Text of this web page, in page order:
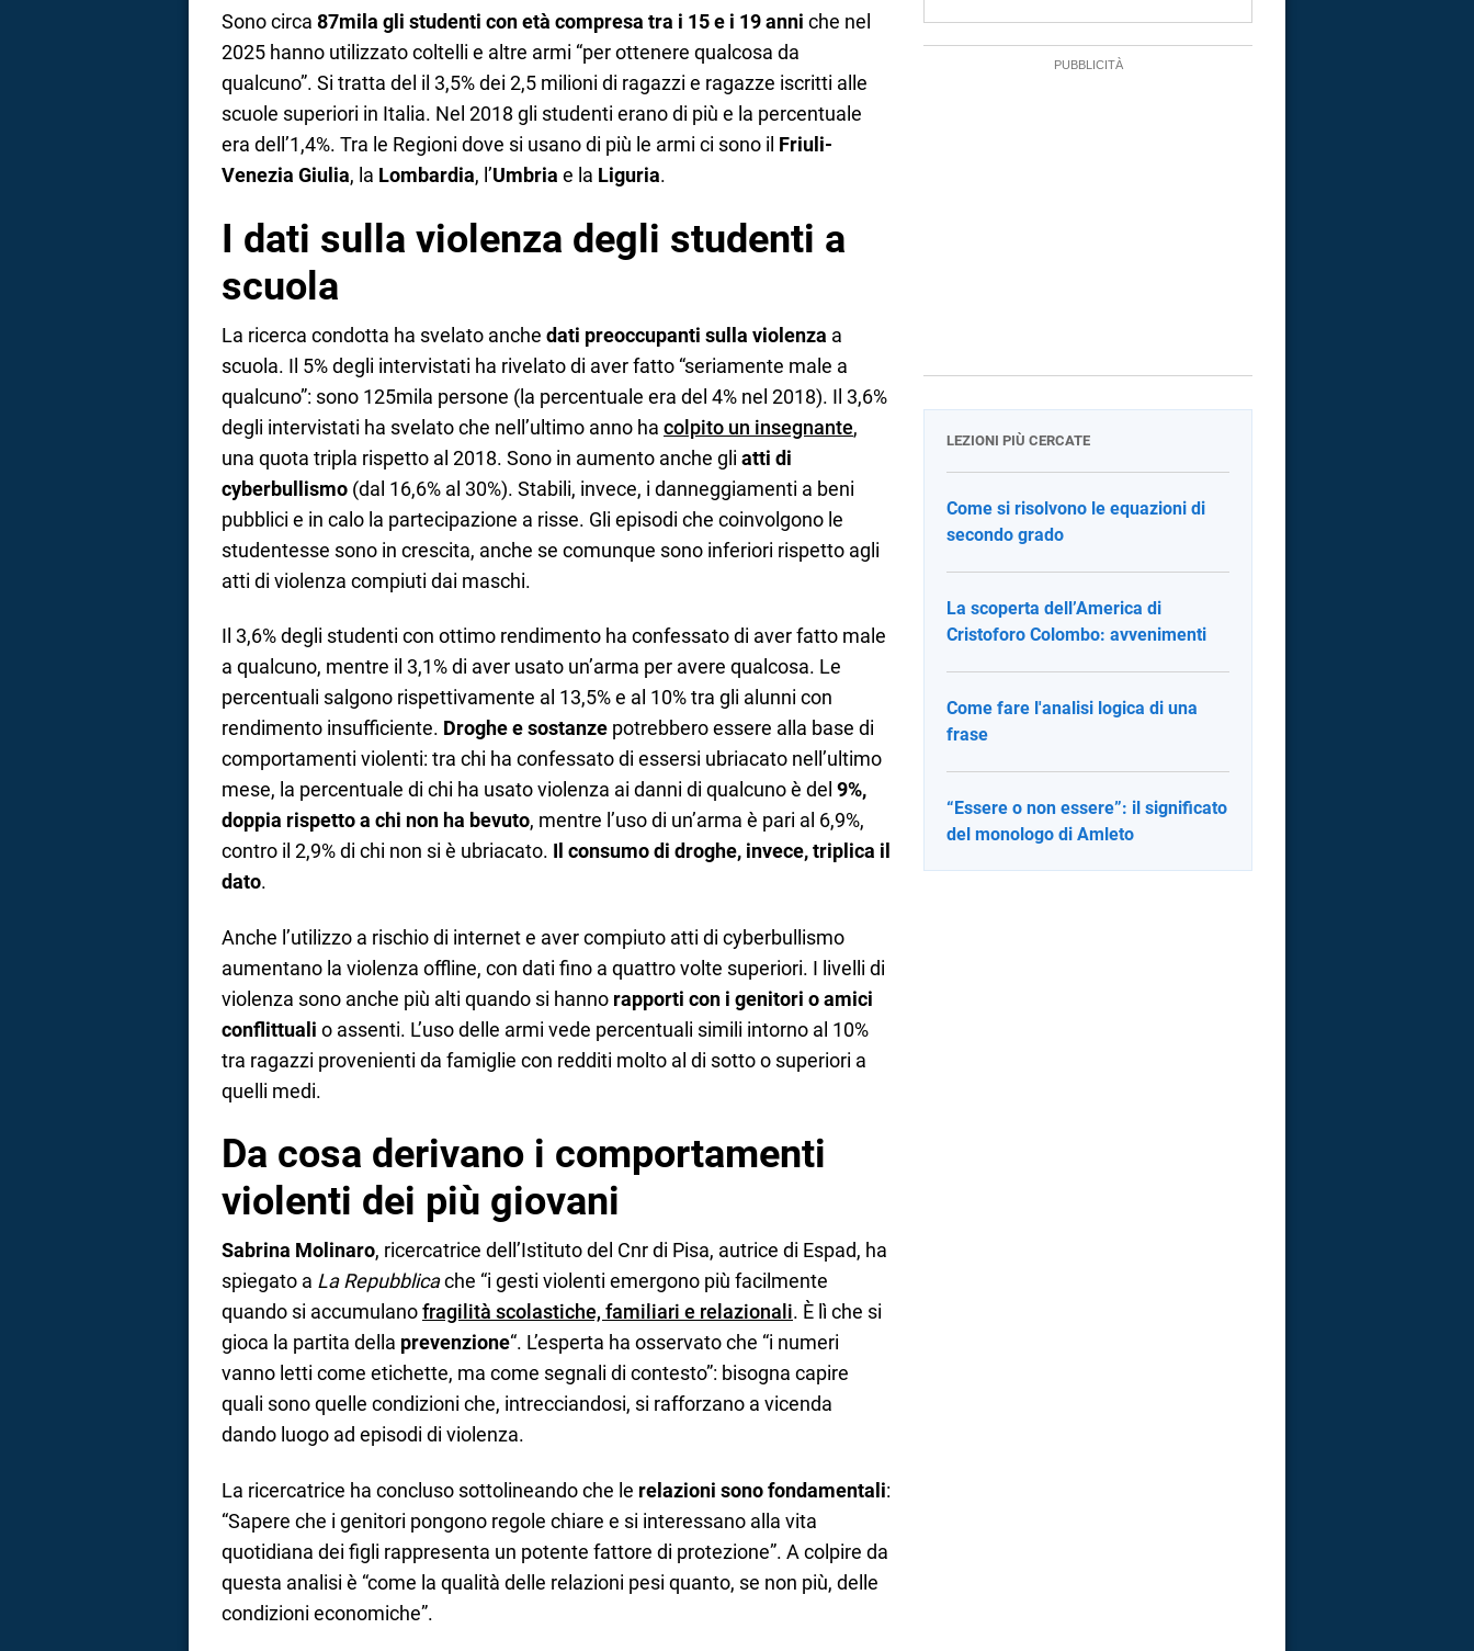
Sono circa 87mila gli studenti con età compresa tra i 15 e i 19 anni che nel
2025 hanno utilizzato coltelli e altre armi “per ottenere qualcosa da
qualcuno”. Si tratta del il 3,5% dei 2,5 milioni di ragazzi e ragazze iscritti alle
scuole superiori in Italia. Nel 2018 gli studenti erano di più e la percentuale
era dell’1,4%. Tra le Regioni dove si usano di più le armi ci sono il Friuli-
Venezia Giulia, la Lombardia, l’Umbria e la Liguria.
I dati sulla violenza degli studenti a
scuola
La ricerca condotta ha svelato anche dati preoccupanti sulla violenza a
scuola. Il 5% degli intervistati ha rivelato di aver fatto “seriamente male a
qualcuno”: sono 125mila persone (la percentuale era del 4% nel 2018). Il 3,6%
degli intervistati ha svelato che nell’ultimo anno ha colpito un insegnante,
una quota tripla rispetto al 2018. Sono in aumento anche gli atti di
cyberbullismo (dal 16,6% al 30%). Stabili, invece, i danneggiamenti a beni
pubblici e in calo la partecipazione a risse. Gli episodi che coinvolgono le
studentesse sono in crescita, anche se comunque sono inferiori rispetto agli
atti di violenza compiuti dai maschi.
Il 3,6% degli studenti con ottimo rendimento ha confessato di aver fatto male
a qualcuno, mentre il 3,1% di aver usato un’arma per avere qualcosa. Le
percentuali salgono rispettivamente al 13,5% e al 10% tra gli alunni con
rendimento insufficiente. Droghe e sostanze potrebbero essere alla base di
comportamenti violenti: tra chi ha confessato di essersi ubriacato nell’ultimo
mese, la percentuale di chi ha usato violenza ai danni di qualcuno è del 9%,
doppia rispetto a chi non ha bevuto, mentre l’uso di un’arma è pari al 6,9%,
contro il 2,9% di chi non si è ubriacato. Il consumo di droghe, invece, triplica il
dato.
Anche l’utilizzo a rischio di internet e aver compiuto atti di cyberbullismo
aumentano la violenza offline, con dati fino a quattro volte superiori. I livelli di
violenza sono anche più alti quando si hanno rapporti con i genitori o amici
conflittuali o assenti. L’uso delle armi vede percentuali simili intorno al 10%
tra ragazzi provenienti da famiglie con redditi molto al di sotto o superiori a
quelli medi.
Da cosa derivano i comportamenti
violenti dei più giovani
Sabrina Molinaro, ricercatrice dell’Istituto del Cnr di Pisa, autrice di Espad, ha
spiegato a La Repubblicache “i gesti violenti emergono più facilmente
quando si accumulanofragilità scolastiche, familiari e relazionali. È lì che si
gioca la partita della prevenzione“. L’esperta ha osservato che “i numeri
vanno letti come etichette, ma come segnali di contesto”: bisogna capire
quali sono quelle condizioni che, intrecciandosi, si rafforzano a vicenda
dando luogo ad episodi di violenza.
La ricercatrice ha concluso sottolineando che le relazioni sono fondamentali:
“Sapere che i genitori pongono regole chiare e si interessano alla vita
quotidiana dei figli rappresenta un potente fattore di protezione”. A colpire da
questa analisi è “come la qualità delle relazioni pesi quanto, se non più, delle
condizioni economiche”.
LEZIONI PIÙ CERCATE
Come si risolvono le equazioni di
secondo grado
La scoperta dell’America di
Cristoforo Colombo: avvenimenti
Come fare l'analisi logica di una
frase
“Essere o non essere”: il significato
del monologo di Amleto